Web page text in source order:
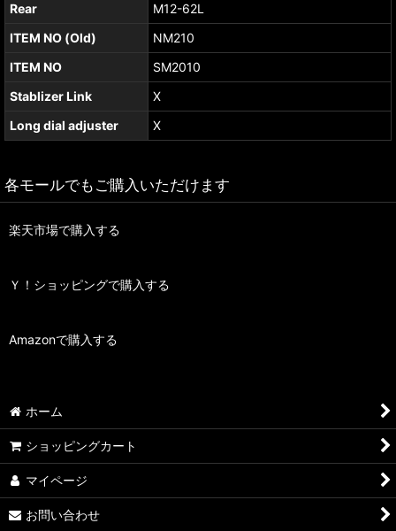
Rear
M12-62L
ITEM NO (Old)
NM210
ITEM NO
SM2010
Stablizer Link
X
Long dial adjuster
X
各モールでもご購入いただけます
楽天市場で購入する
Ｙ！ショッピングで購入する
Amazonで購入する
ホーム
ショッピングカート
マイページ
お問い合わせ